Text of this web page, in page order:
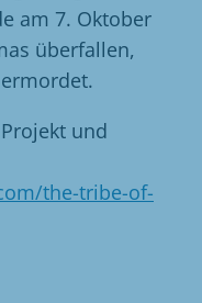
am 7. Oktober
überfallen,
und
the-tribe-of-